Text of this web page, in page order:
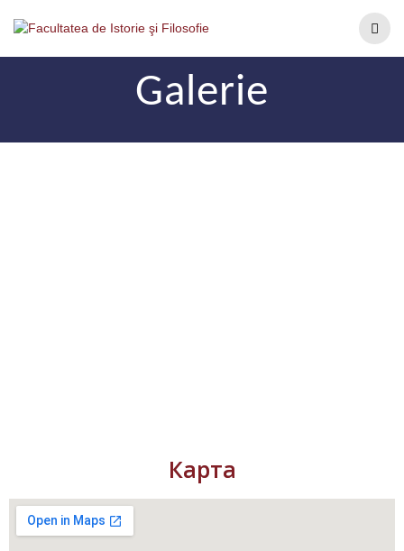
Galerie
Карта